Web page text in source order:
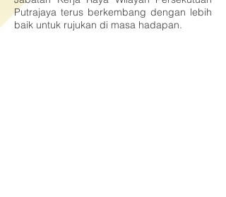
Putrajaya terus berkembang dengan lebih
baik untuk rujukan di masa hadapan.